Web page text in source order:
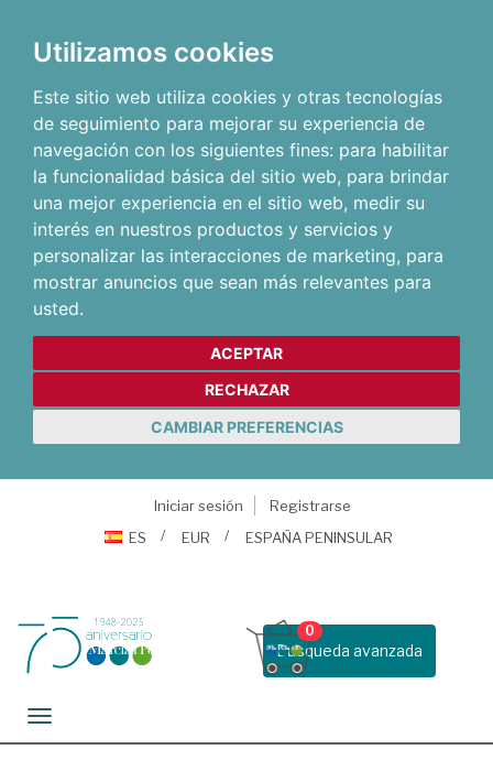
Utilizamos cookies
Este sitio web utiliza cookies y otras tecnologías
de seguimiento para mejorar su experiencia de
navegación con los siguientes fines: para habilitar
la funcionalidad básica del sitio web, para brindar
una mejor experiencia en el sitio web, medir su
interés en nuestros productos y servicios y
personalizar las interacciones de marketing, para
mostrar anuncios que sean más relevantes para
usted.
ACEPTAR
RECHAZAR
CAMBIAR PREFERENCIAS
Iniciar sesión
Registrarse
ES
EUR ESPAÑA PENINSULAR
Busqueda avanzada
0
Toggle navigation